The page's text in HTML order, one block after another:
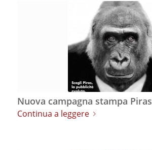
Nuova campagna stampa Piras
Continua a leggere